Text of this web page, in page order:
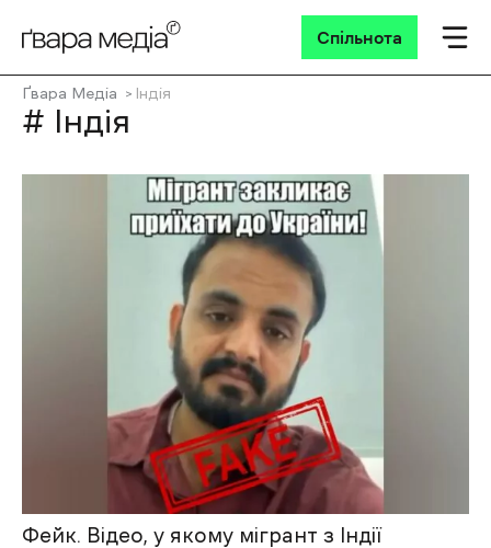
Спільнота
Ґвара Медіа Індія
# Індія
Фейк. Відео, у якому мігрант з Індії